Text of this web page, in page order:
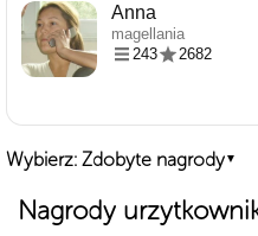
Anna
magellania
243
2682
Wybierz: Zdobyte nagrody▼
Nagrody